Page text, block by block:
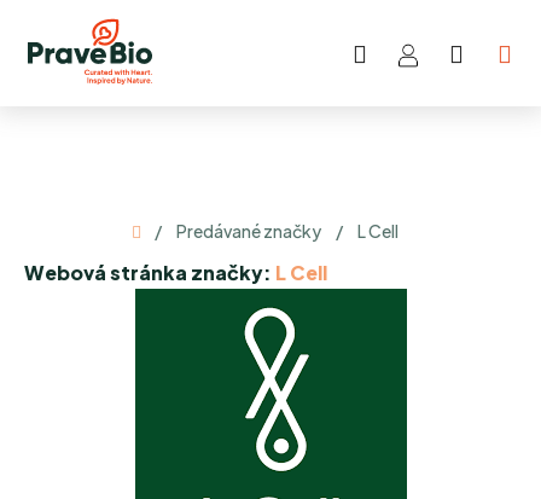
obsah
Hľadať
Domov
/ Predávané značky / L Cell
Webová stránka značky: L Cell